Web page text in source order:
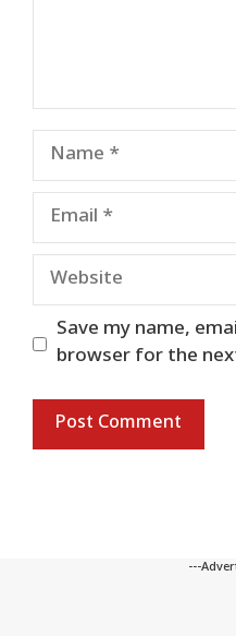
Name
Email
Website
Save my name,
browser for the
---